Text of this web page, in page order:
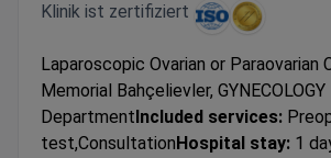
Klinik ist zertifiziert
Laparoscopic Ovarian or Paraovarian
Memorial Bahçelievler, GYNECOLOGY
DepartmentIncluded services:
test,ConsultationHospital stay: 1